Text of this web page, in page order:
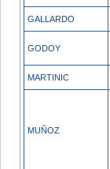
GALLARDO
GODOY
MARTINIC
MUÑOZ